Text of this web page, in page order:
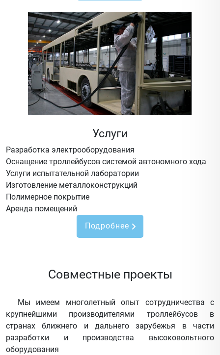
Услуги
Разработка электрооборудования
Оснащение троллейбусов системой автономного хода
Услуги испытательной лаборатории
Изготовление металлоконструкций
Полимерное покрытие
Аренда помещений
Подробнее
Совместные проекты
Мы имеем многолетный опыт сотрудничества с
крупнейшими производителями троллейбусов в
странах ближнего и дальнего зарубежья в части
разработки и производства высоковольтного
оборудования